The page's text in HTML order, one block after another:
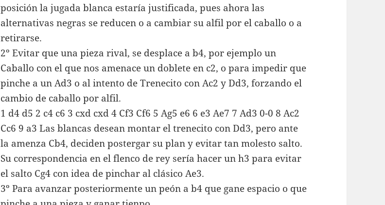
posición la jugada blanca estaría justificada, pues ahora las
alternativas negras se reducen o a cambiar su alfil por el caballo o a
retirarse.
2º Evitar que una pieza rival, se desplace a b4, por ejemplo un
Caballo con el que nos amenace un doblete en c2, o para impedir que
pinche a un Ad3 o al intento de Trenecito con Ac2 y Dd3, forzando el
cambio de caballo por alfil.
1 d4 d5 2 c4 c6 3 cxd cxd 4 Cf3 Cf6 5 Ag5 e6 6 e3 Ae7 7 Ad3 0-0 8 Ac2
Cc6 9 a3 Las blancas desean montar el trenecito con Dd3, pero ante
la amenza Cb4, deciden postergar su plan y evitar tan molesto salto.
Su correspondencia en el flenco de rey sería hacer un h3 para evitar
el salto Cg4 con idea de pinchar al clásico Ae3.
3º Para avanzar posteriormente un peón a b4 que gane espacio o que